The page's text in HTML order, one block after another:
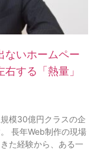
ないホームペー
する「熱量」
模30億円クラスの企
長年Web制作の現場
た経験から、ある一